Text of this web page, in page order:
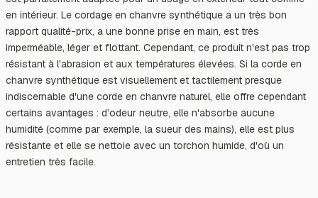
en intérieur. Le cordage en chanvre synthétique a un très bon
rapport qualité-prix, a une bonne prise en main, est très
imperméable, léger et flottant. Cependant, ce produit n'est pas trop
résistant à l'abrasion et aux températures élevées. Si la corde en
chanvre synthétique est visuellement et tactilement presque
indiscernable d'une corde en chanvre naturel, elle offre cependant
certains avantages : d’odeur neutre, elle n'absorbe aucune
humidité (comme par exemple, la sueur des mains), elle est plus
résistante et elle se nettoie avec un torchon humide, d'où un
entretien très facile.